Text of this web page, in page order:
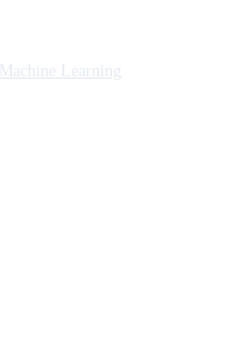
Machine Learning